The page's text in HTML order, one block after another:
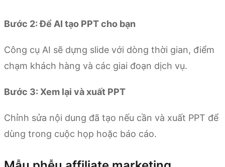
Bước 2: Để AI tạo PPT cho bạn
Công cụ AI sẽ dựng slide với dòng thời gian, điểm
chạm khách hàng và các giai đoạn dịch vụ.
Bước 3: Xem lại và xuất PPT
Chỉnh sửa nội dung đã tạo nếu cần và xuất PPT để
dùng trong cuộc họp hoặc báo cáo.